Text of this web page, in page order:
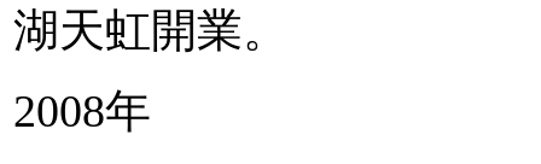
湖天虹開業。
2008年